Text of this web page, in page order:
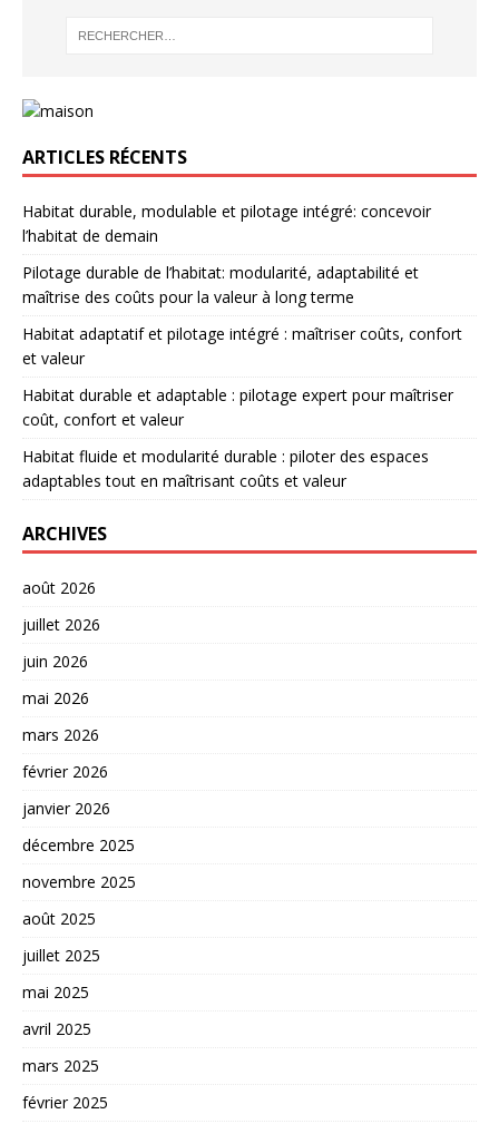
ARTICLES RÉCENTS
Habitat durable, modulable et pilotage intégré: concevoir
l’habitat de demain
Pilotage durable de l’habitat: modularité, adaptabilité et
maîtrise des coûts pour la valeur à long terme
Habitat adaptatif et pilotage intégré : maîtriser coûts, confort
et valeur
Habitat durable et adaptable : pilotage expert pour maîtriser
coût, confort et valeur
Habitat fluide et modularité durable : piloter des espaces
adaptables tout en maîtrisant coûts et valeur
ARCHIVES
août 2026
juillet 2026
juin 2026
mai 2026
mars 2026
février 2026
janvier 2026
décembre 2025
novembre 2025
août 2025
juillet 2025
mai 2025
avril 2025
mars 2025
février 2025